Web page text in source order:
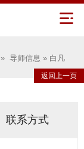
» 导师信息 » 白凡
返回上一页
联系方式